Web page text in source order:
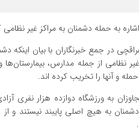
دشمنان به مراکز غیر نظامی کشورمان گفت: متجاوزان
در جمع خبرنگاران با بیان اینکه
نظامی از جمله مدارس،
به ورزشگاه دوازده هزار
به هیچ اصلی پایبند نیستند و